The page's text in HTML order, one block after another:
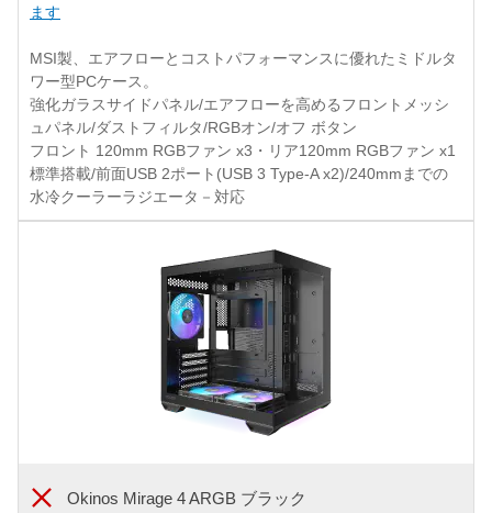
ます
MSI製、エアフローとコストパフォーマンスに優れたミドルタ
ワー型PCケース。
強化ガラスサイドパネル/エアフローを高めるフロントメッシ
ュパネル/ダストフィルタ/RGBオン/オフ ボタン
フロント 120mm RGBファン x3・リア120mm RGBファン x1
標準搭載/前面USB 2ポート(USB 3 Type-A x2)/240mmまでの
水冷クーラーラジエータ－対応
Okinos Mirage 4 ARGB ブラック